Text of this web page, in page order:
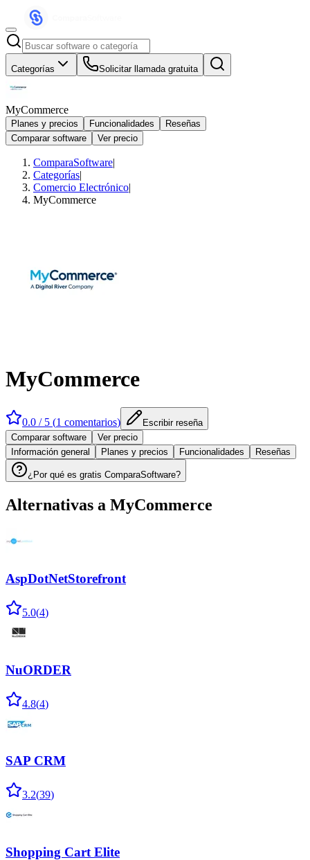
Categorías Solicitar llamada gratuita
MyCommerce
Planes y precios Funcionalidades
Reseñas
Comparar software
Ver precio
ComparaSoftware|
Categorías|
Comercio Electrónico|
MyCommerce
MyCommerce
0.0 / 5 (1 comentarios)
Escribir reseña
Comparar software
Ver precio
Información general
Planes y precios Funcionalidades Reseñas
¿Por qué es gratis ComparaSoftware?
Alternativas a MyCommerce
AspDotNetStorefront
5.0(4)
NuORDER
4.8(4)
SAP CRM
3.2(39)
Shopping Cart Elite